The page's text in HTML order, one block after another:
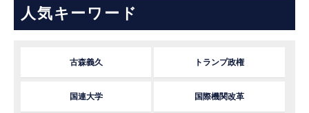
人気キーワード
古森義久 トランプ政権
国連大学 国際機関改革